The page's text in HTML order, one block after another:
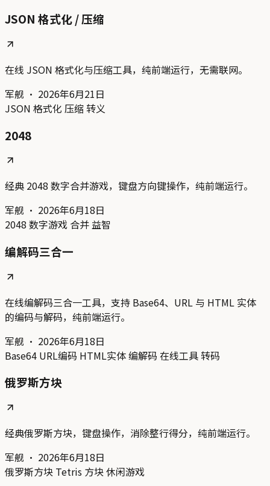
JSON 格式化 / 压缩
在线 JSON 格式化与压缩工具，纯前端运行，无需联网。
军舰 · 2026年6月21日
JSON 格式化 压缩 转义
2048
经典 2048 数字合并游戏，键盘方向键操作，纯前端运行。
军舰 · 2026年6月18日
2048 数字游戏 合并益智
编解码三合一
在线编解码三合一工具，支持 Base64、URL 与 HTML 实体
的编码与解码，纯前端运行。
军舰 · 2026年6月18日
Base64 URL编码 HTML实体编解码 在线工具 转码
俄罗斯方块
经典俄罗斯方块，键盘操作，消除整行得分，纯前端运行。
军舰 · 2026年6月18日
俄罗斯方块 Tetris 方块休闲游戏